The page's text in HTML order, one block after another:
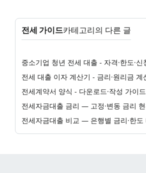
전세 가이드카테고리의 다른 글
전세계약서 양식 - 다운로드·작성 가이드